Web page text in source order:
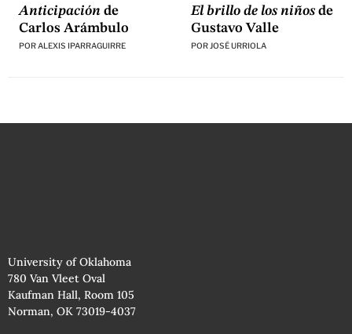
Anticipaciónde
Carlos Arámbulo
PORALEXIS IPARRAGUIRRE
El brillo de los niñosde
Gustavo Valle
POR JOSÉ URRIOLA
University of Oklahoma
780 Van Vleet Oval
Kaufman Hall, Room 105
Norman, OK 73019-4037